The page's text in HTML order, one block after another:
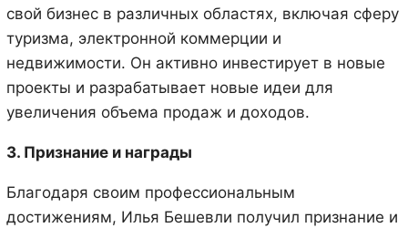
свой бизнес в различных областях, включая сферу
туризма, электронной коммерции и
недвижимости. Он активно инвестирует в новые
проекты и разрабатывает новые идеи для
увеличения объема продаж и доходов.
3. Признание и награды
Благодаря своим профессиональным
достижениям, Илья Бешевли получил признание и